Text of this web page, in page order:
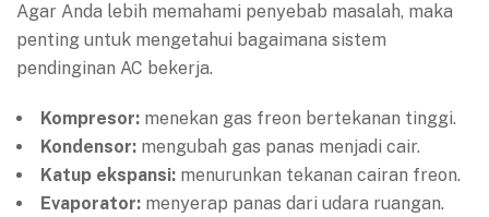
Agar Anda lebih memahami penyebab masalah, maka
penting untuk mengetahui bagaimana sistem
pendinginan AC bekerja.
Kompresor: menekan gas freon bertekanan tinggi.
Kondensor: mengubah gas panas menjadi cair.
Katup ekspansi: menurunkan tekanan cairan freon.
Evaporator: menyerap panas dari udara ruangan.